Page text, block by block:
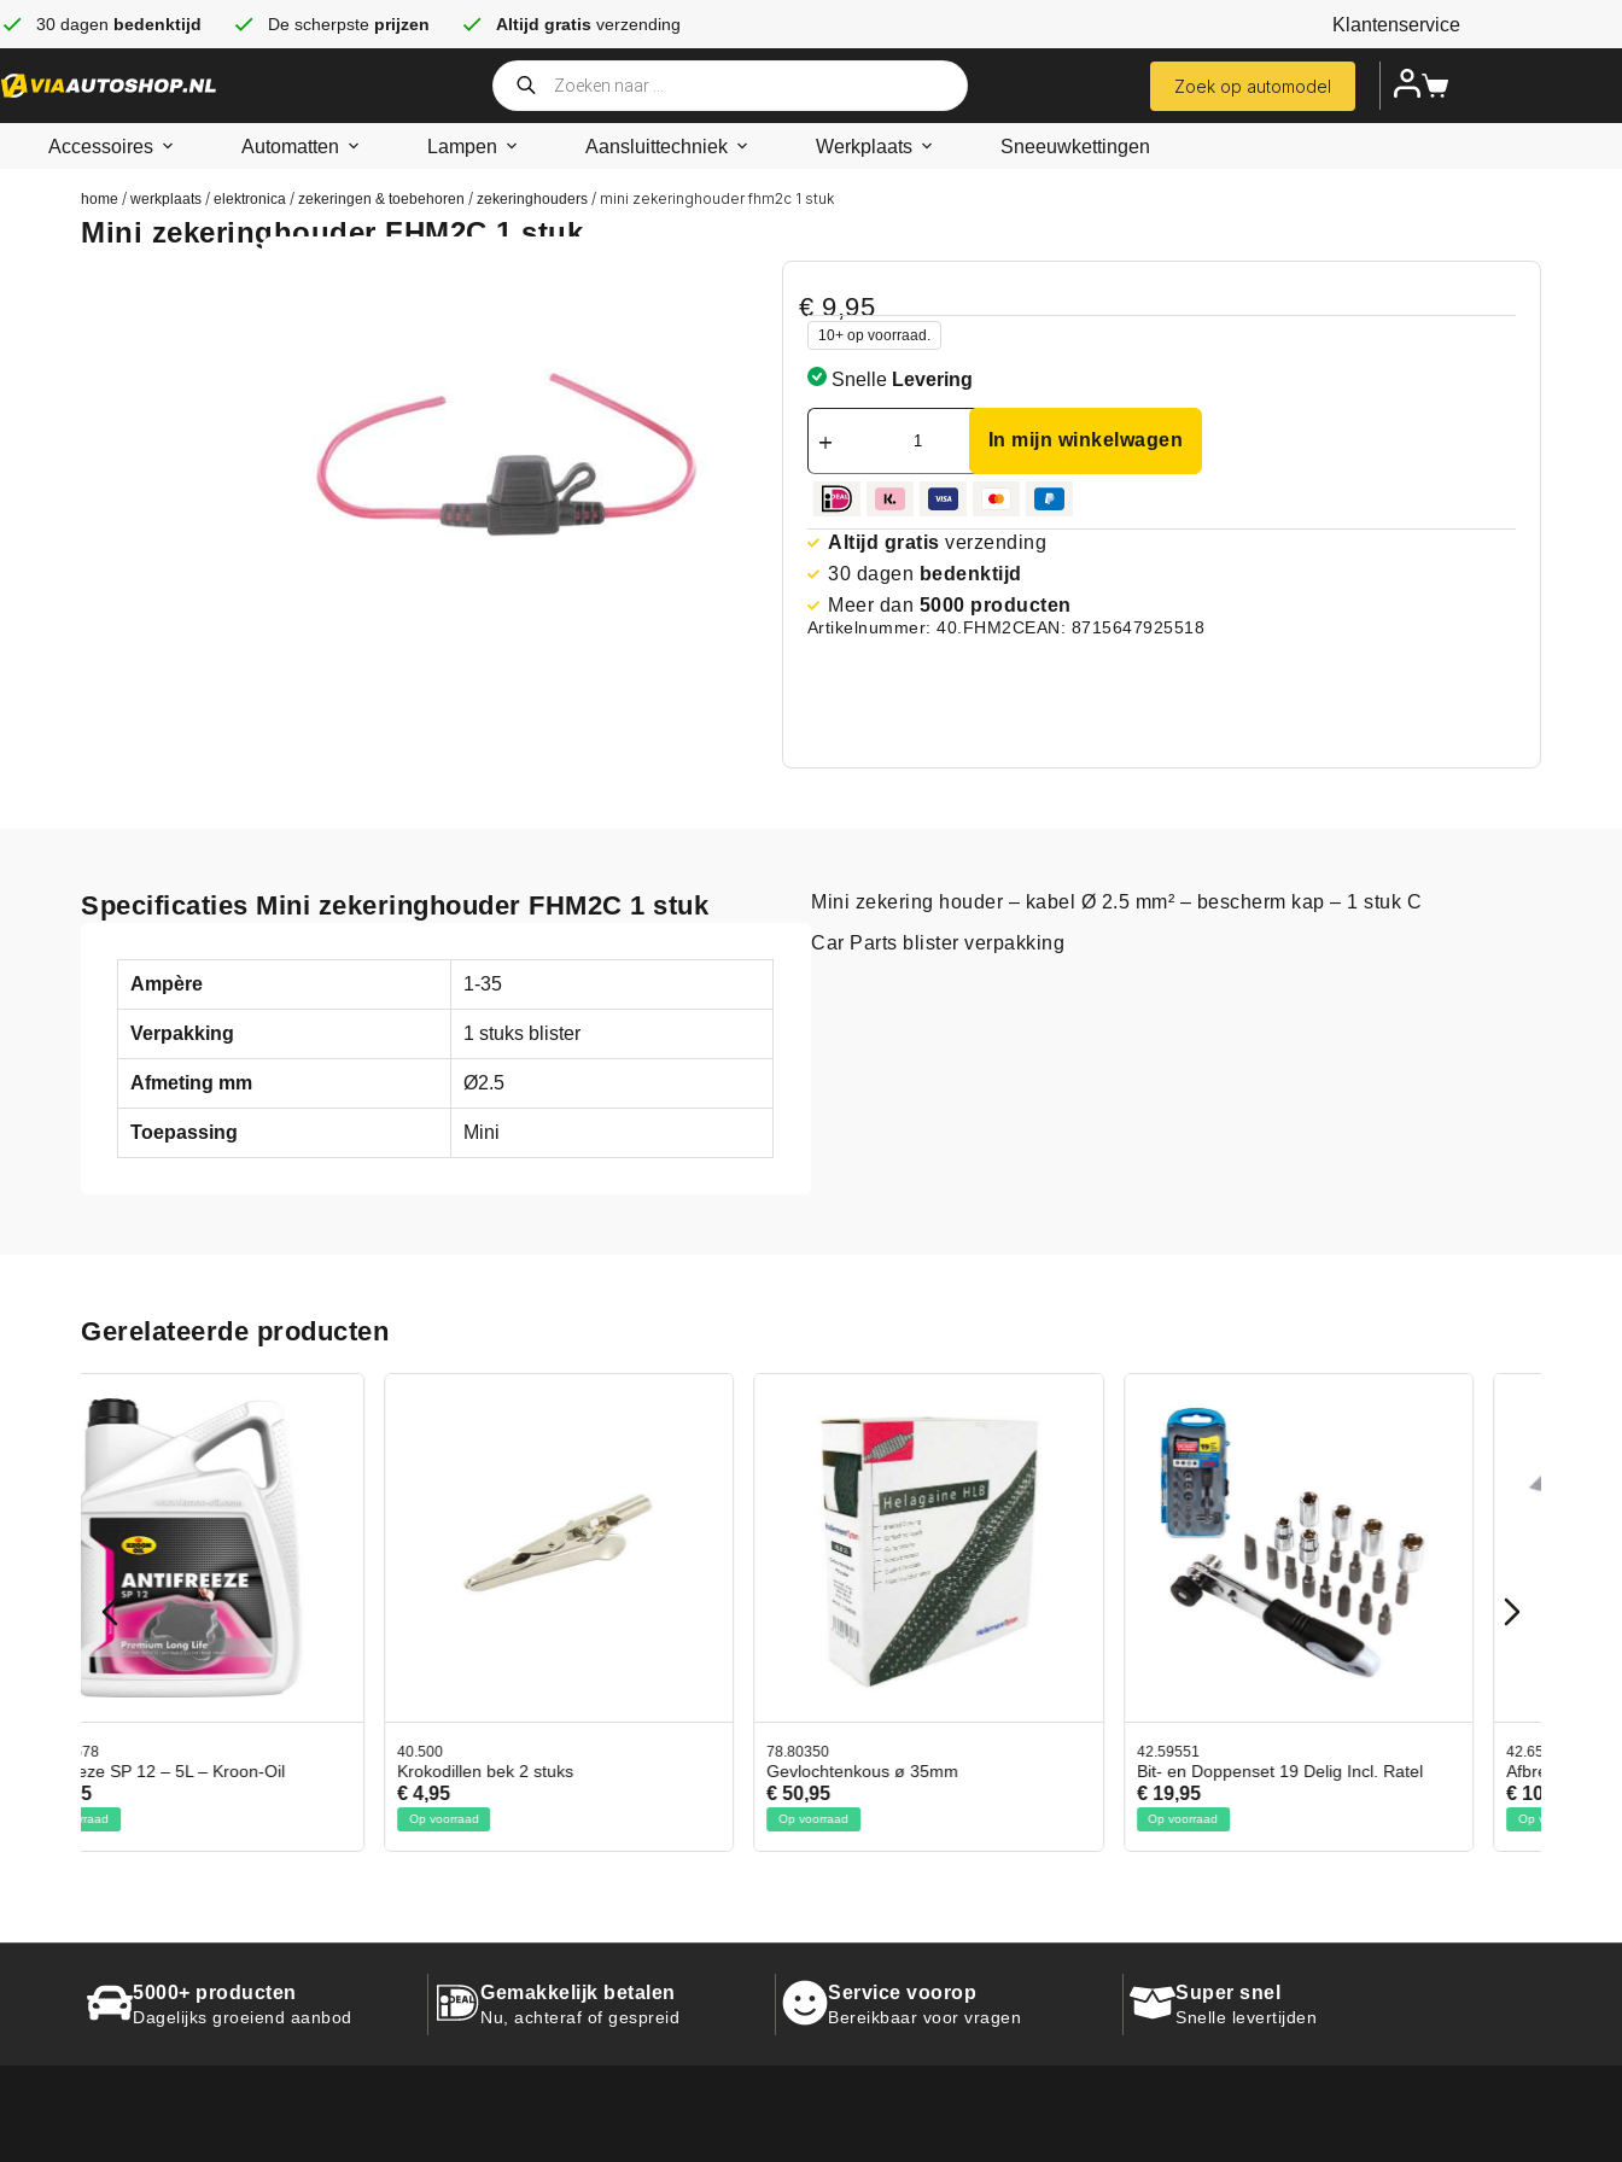
30 dagen bedenktijd De scherpste prijzen Altijd gratis verzending Klantenservice
Zoek op automodel
Accessoires Automatten Lampen Aansluittechniek Werkplaats Sneeuwkettingen
home /werkplaats /elektronica /zekeringen & toebehoren /zekeringhouders / mini zekeringhouder fhm2c 1 stuk
Mini zekeringhouder FHM2C 1 stuk
€9,95
10+ op voorraad.
Snelle Levering
In mijn winkelwagen
Altijd gratis verzending
30 dagen bedenktijd
Meer dan 5000 producten
Artikelnummer: 40.FHM2CEAN: 8715647925518
Specificaties Mini zekeringhouder FHM2C 1 stuk
Ampère 1-35
Verpakking 1 stuks blister
Afmeting mm Ø2.5
Toepassing Mini
Mini zekering houder – kabel Ø 2.5 mm² – bescherm kap – 1 stuk C
Car Parts blister verpakking
Gerelateerde producten
Krokodillen bek 2 stuks Gevlochtenkous ø 35mm Bit- en Doppenset 19 Delig Incl. Ratel Afbreekmes 2 stuks
5000+ producten
Dagelijks groeiend aanbod
Gemakkelijk betalen
Nu, achteraf of gespreid
Service voorop
Bereikbaar voor vragen
Super snel
Snelle levertijden